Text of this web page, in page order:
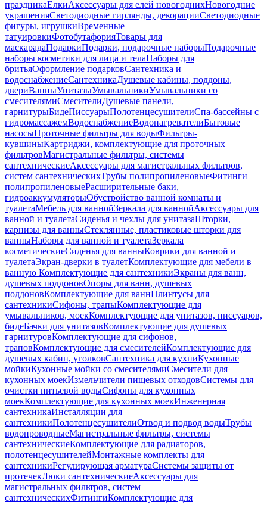
праздникаЕлкиАксессуары для елей новогоднихНовогодние
украшенияСветодиодные гирлянды, декорацииСветодиодные
фигуры, игрушкиВременные
татуировкиФотобутафорияТовары для
маскарадаПодаркиПодарки, подарочные наборыПодарочные
наборы косметики для лица и телаНаборы для
бритьяОформление подарковСантехника и
водоснабжениеСантехникаДушевые кабины, поддоны,
двериВанныУнитазыУмывальникиУмывальники со
смесителямиСмесителиДушевые панели,
гарнитурыБидеПиссуарыПолотенцесушителиСпа-бассейны с
гидромассажемВодоснабжениеВодонагревателиБытовые
насосыПроточные фильтры для водыФильтры-
кувшиныКартриджи, комплектующие для проточных
фильтровМагистральные фильтры, системы
сантехническиеАксессуары для магистральных фильтров,
систем сантехническихТрубы полипропиленовыеФитинги
полипропиленовыеРасширительные баки,
гидроаккумуляторыОбустройство ванной комнаты и
туалетаМебель для ваннойЗеркала для ваннойАксессуары для
ванной и туалетаСиденья и чехлы для унитазаШторки,
карнизы для ванныСтеклянные, пластиковые шторки для
ванныНаборы для ванной и туалетаЗеркала
косметическиеСиденья для ванныКоврики для ванной и
туалетаЭкран-дверки в туалетКомплектующие для мебели в
ванную Комплектующие для сантехникиЭкраны для ванн,
душевых поддоновОпоры для ванн, душевых
поддоновКомплектующие для ваннПлинтусы для
сантехникиСифоны, трапыКомплектующие для
умывальников, моекКомплектующие для унитазов, писсуаров,
бидеБачки для унитазовКомплектующие для душевых
гарнитуровКомплектующие для сифонов,
траповКомплектующие для смесителейКомплектующие для
душевых кабин, уголковСантехника для кухниКухонные
мойкиКухонные мойки со смесителямиСмесители для
кухонных моекИзмельчители пищевых отходовСистемы для
очистки питьевой водыСифоны для кухонных
моекКомплектующие для кухонных моекИнженерная
сантехникаИнсталляции для
сантехникиПолотенцесушителиОтвод и подвод водыТрубы
водопроводныеМагистральные фильтры, системы
сантехническиеКомплектующие для радиаторов,
полотенцесушителейМонтажные комплекты для
сантехникиРегулирующая арматураСистемы защиты от
протечекЛюки сантехническиеАксессуары для
магистральных фильтров, систем
сантехническихФитингиКомплектующие для